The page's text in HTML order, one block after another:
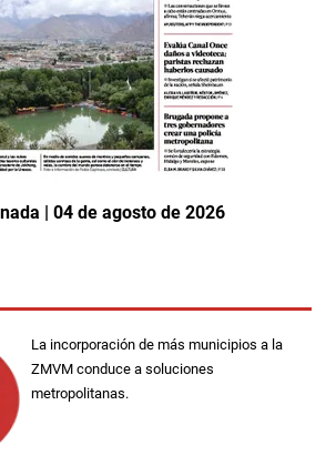
| 04 de agosto de 2026
La incorporación de más municipios a la
ZMVM conduce a soluciones
metropolitanas.